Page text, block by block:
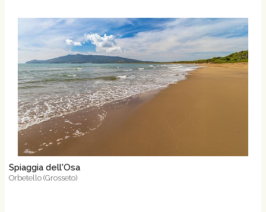
Spiaggia dell'Osa
Orbetello (Grosseto)